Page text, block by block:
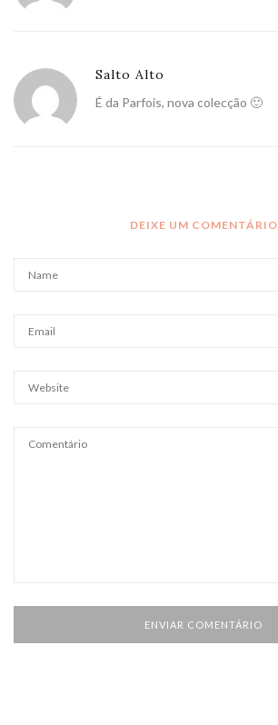
Salto Alto
É da Parfois, nova colecção 🙂
DEIXE UM COMENTÁRIO